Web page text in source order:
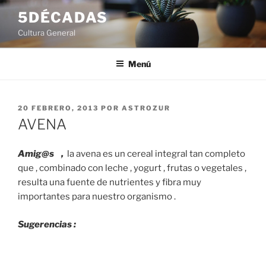
Saltar
contenido
5DÉCADAS
Cultura General
Menú
PUBLICADO
EL
20 FEBRERO, 2013 POR ASTROZUR
AVENA
Amig@s , la avena es un cereal integral tan completo
que , combinado con leche , yogurt , frutas o vegetales ,
resulta una fuente de nutrientes y fibra muy
importantes para nuestro organismo .
Sugerencias :